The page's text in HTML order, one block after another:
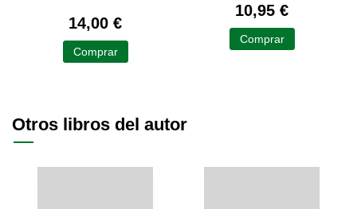
14,00 €
Comprar
10,95 €
Comprar
Otros libros del autor